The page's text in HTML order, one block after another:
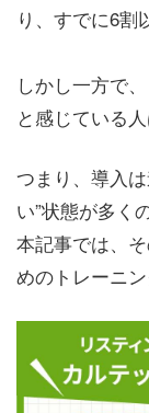
り、すでに6割
しかし一方で
と感じている
つまり、導入
い”状態が多く
本記事では、
めのトレーニ